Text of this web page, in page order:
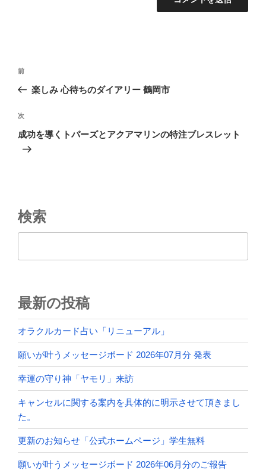
投
ビ
ゲ
ー
前
の
稿
前
楽しみ 心待ちのダイアリー 鶴岡市
次
の
次
成功を導くトパーズとアクアマリンの特注ブレスレット
検索
最新の投稿
オラクルカード占い「リニューアル」
願いが叶うメッセージボード 2026年07月分 発表
幸運の守り神「ヤモリ」来訪
キャンセルに関する案内を具体的に明示させて頂きまし
た。
更新のお知らせ「公式ホームページ」学生無料
願いが叶うメッセージボード 2026年06月分のご報告